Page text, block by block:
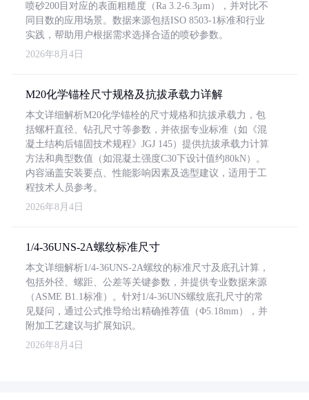
喷砂200目对应的表面粗糙度（Ra 3.2-6.3μm），并对比不
同目数的应用场景。数据来源包括ISO 8503-1标准和行业
实践，帮助用户根据需求选择合适的喷砂参数。
2026年8月4日
M20化学锚栓尺寸规格及抗拔承载力详解
本文详细解析M20化学锚栓的尺寸规格和抗拔承载力，包
括螺杆直径、钻孔尺寸等参数，并依据专业标准（如《混
凝土结构后锚固技术规程》JGJ 145）提供抗拔承载力计算
方法和典型数值（如混凝土强度C30下设计值约80kN）。
内容涵盖安装要点、性能影响因素及选型建议，适用于工
程技术人员参考。
2026年8月4日
1/4-36UNS-2A螺纹标准尺寸
本文详细解析1/4-36UNS-2A螺纹的标准尺寸及底孔计算，
包括外径、螺距、公差等关键参数，并提供专业数据来源
（ASME B1.1标准）。针对1/4-36UNS螺纹底孔尺寸的常
见疑问，通过公式推导给出精确推荐值（Φ5.18mm），并
附加工艺建议与扩展知识。
2026年8月4日